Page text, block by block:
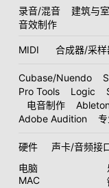
录音/混音
建筑与
音效制作
MIDI 合成器/采
Cubase/Nuendo
Pro Tools
Logic
电音制作
Adobe Audition
硬件 声卡/音频接
电脑
MAC